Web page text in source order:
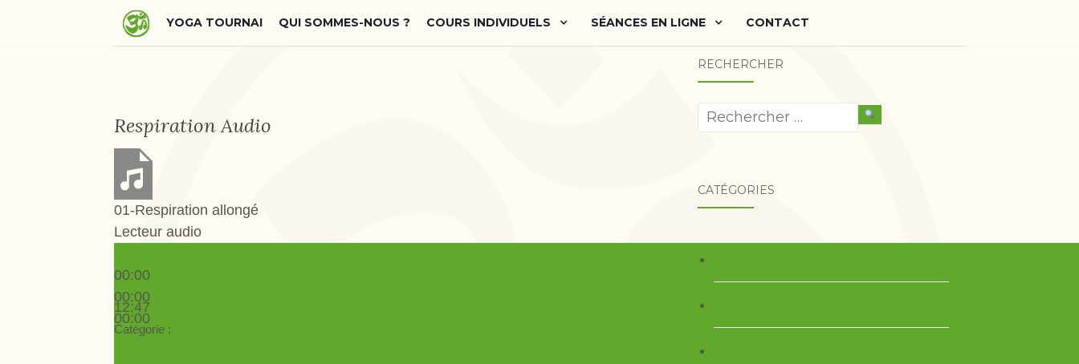
YOGA TOURNAI QUI SOMMES-NOUS ? COURS INDIVIDUELS SÉANCES EN LIGNE CONTACT
Respiration Audio
01-Respiration allongé
Lecteur audio
00:00
00:00
00:00
1. 01-Respiration allongé
12:47
Catégorie :
RECHERCHER
Recherche
CATÉGORIES